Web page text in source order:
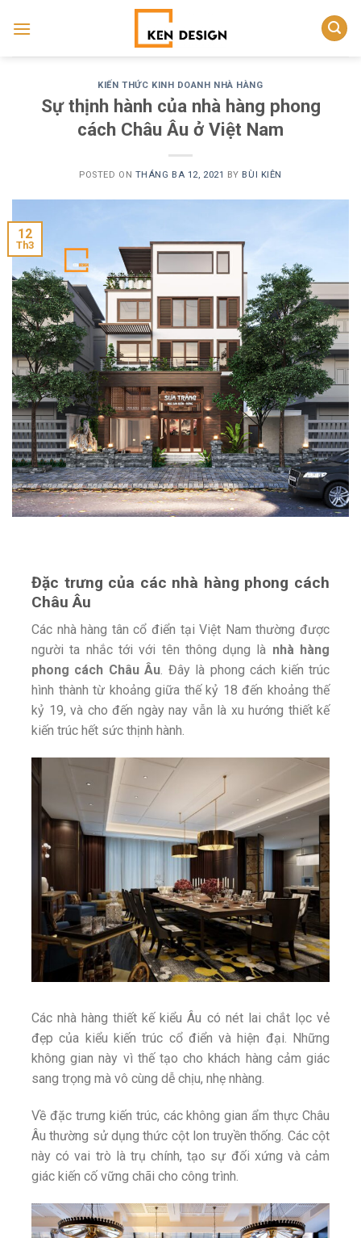
KIẾN THỨC KINH DOANH NHÀ HÀNG
Sự thịnh hành của nhà hàng phong
cách Châu Âu ở Việt Nam
POSTED ON THÁNG BA 12, 2021 BY BÙI KIÊN
12
Th3
Đặc trưng của các nhà hàng phong cách
Châu Âu
Các nhà hàng tân cổ điển tại Việt Nam thường được
người ta nhắc tới với tên thông dụng là nhà hàng
phong cách Châu Âu. Đây là phong cách kiến trúc
hình thành từ khoảng giữa thế kỷ 18 đến khoảng thế
kỷ 19, và cho đến ngày nay vẫn là xu hướng thiết kế
kiến trúc hết sức thịnh hành.
Các nhà hàng thiết kế kiểu Âu có nét lai chắt lọc vẻ
đẹp của kiểu kiến trúc cổ điển và hiện đại. Những
không gian này vì thế tạo cho khách hàng cảm giác
sang trọng mà vô cùng dễ chịu, nhẹ nhàng.
Về đặc trưng kiến trúc, các không gian ẩm thực Châu
Âu thường sử dụng thức cột lon truyền thống. Các cột
này có vai trò là trụ chính, tạo sự đối xứng và cảm
giác kiến cố vững chãi cho công trình.